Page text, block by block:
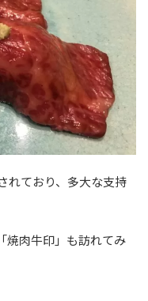
れており、多大な支持
焼肉牛印」も訪れてみ